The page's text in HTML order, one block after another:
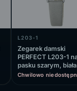
L203-1
Zegarek damski
PERFECT L203-1
pasku szarym, biała
tarcza
Chwilowo